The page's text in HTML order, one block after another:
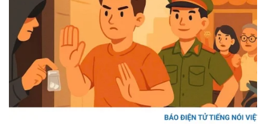
Thể thao
Bóng đá
Ô tô - Xe máy
Ô tô
Xe máy